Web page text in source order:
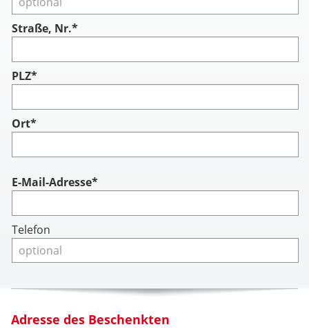
Straße, Nr.*
PLZ*
Ort*
Account
E-Mail-Adresse*
Telefon
Adresse des Beschenkten